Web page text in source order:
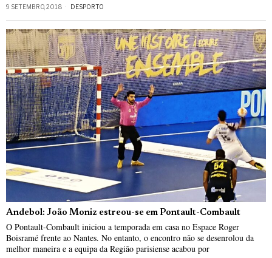
9 SETEMBRO, 2018 DESPORTO
Andebol: João Moniz estreou-se em Pontault-Combault
O Pontault-Combault iniciou a temporada em casa no Espace Roger
Boisramé frente ao Nantes. No entanto, o encontro não se desenrolou da
melhor maneira e a equipa da Região parisiense acabou por